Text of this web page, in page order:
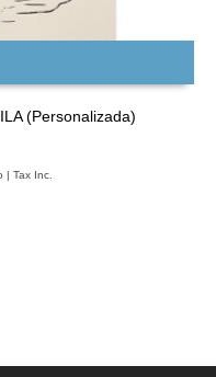
(Personalizada)
| Tax Inc.